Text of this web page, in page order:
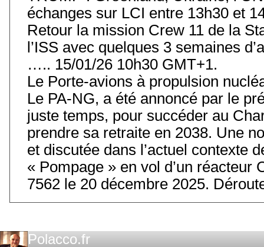
échanges sur LCI entre 13h30 et
Retour la mission Crew 11 de la
l’ISS avec quelques 3 semaines
….. 15/01/26 10h30 GMT+1.
Le Porte-avions à propulsion
Le PA-NG, a été annoncé par le
juste temps, pour succéder au
prendre sa retraite en 2038. Une
et discutée dans l’actuel contexte
« Pompage » en vol d’un réacteur
7562 le 20 décembre 2025.
Polacco.fr